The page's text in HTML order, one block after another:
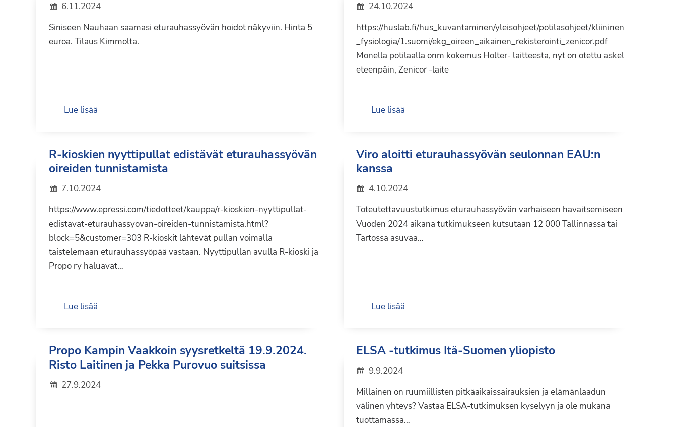
6.11.2024
Siniseen Nauhaan saamasi eturauhassyövän hoidot näkyviin. Hinta 5
euroa. Tilaus Kimmolta.
Lue lisää
24.10.2024
https://huslab.fi/hus_kuvantaminen/yleisohjeet/potilasohjeet/kliininen
_fysiologia/1.suomi/ekg_oireen_aikainen_rekisterointi_zenicor.pdf
Monella potilaalla onm kokemus Holter- laitteesta, nyt on otettu askel
eteenpäin, Zenicor -laite
Lue lisää
R-kioskien nyyttipullat edistävät eturauhassyövän
oireiden tunnistamista
7.10.2024
https://www.epressi.com/tiedotteet/kauppa/r-kioskien-nyyttipullat-
edistavat-eturauhassyovan-oireiden-tunnistamista.html?
block=5&customer=303 R-kioskit lähtevät pullan voimalla
taistelemaan eturauhassyöpää vastaan. Nyyttipullan avulla R-kioski ja
Propo ry haluavat…
Lue lisää
Viro aloitti eturauhassyövän seulonnan EAU:n
kanssa
4.10.2024
Toteutettavuustutkimus eturauhassyövän varhaiseen havaitsemiseen
Vuoden 2024 aikana tutkimukseen kutsutaan 12 000 Tallinnassa tai
Tartossa asuvaa…
Lue lisää
Propo Kampin Vaakkoin syysretkeltä 19.9.2024.
Risto Laitinen ja Pekka Purovuo suitsissa
27.9.2024
ELSA -tutkimus Itä-Suomen yliopisto
9.9.2024
Millainen on ruumiillisten pitkäaikaissairauksien ja elämänlaadun
välinen yhteys? Vastaa ELSA-tutkimuksen kyselyyn ja ole mukana
tuottamassa…